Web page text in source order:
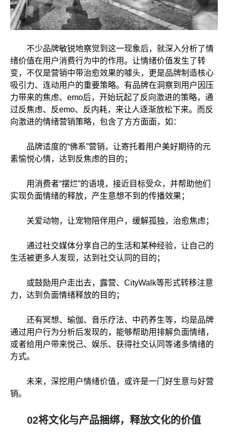
不少品牌敏锐地察觉到这一现象后，就深入分析了情
绪价值在用户消费行为中的作用。让情绪价值发生了转
变，不仅是营销中带治愈效果的噱头，更是品牌制造核心
吸引力、连动用户的重要策略。有品牌在洞察到用户因压
力带来的焦虑、emo后，开始玩起了反向激进的策略，通
过反焦虑、反emo、反内耗，来让人逐渐放松下来。而反
向激进的情绪营销策略，包含了方方面面，如：
品牌适度的“佛系”营销，让寄托着用户美好期待的元
素愉悦心情，达到反焦虑的目的；
用消费者“摆烂”的语境，接近目标受众，并帮助他们
实现负面情绪的释放，产生意想不到的传播效果；
关爱动物，让宠物陪伴用户，缓解孤独，治愈焦虑；
通过社交媒体分享自己的生活和某种经验，让自己的
生活被更多人发现，达到社交认同的目的；
或鼓励用户走出去，露营、CityWalk等形式转移注意
力，达到负面情绪释放的目的；
还有冥想、瑜伽、音乐疗法、中药养生等，均是品牌
通过用户行为分析后发现的，能够帮助用排解负面情绪，
或者给用户带来悦己、娱乐、获得社交认同等诸多情绪的
方式。
未来，深挖用户情绪价值，或许是一门好生意与好营
销。
02将文化与产品捆绑，释放文化的价值